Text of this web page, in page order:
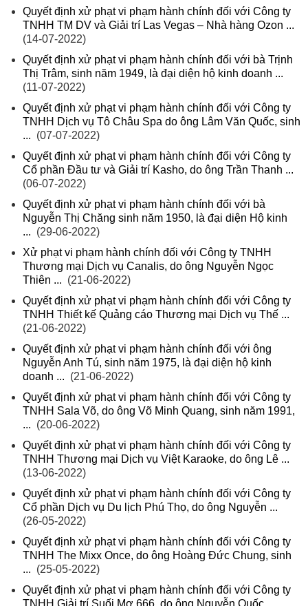
Quyết định xử phạt vi phạm hành chính đối với Công ty
TNHH TM DV và Giải trí Las Vegas – Nhà hàng Ozon ...
(14-07-2022)
Quyết định xử phạt vi phạm hành chính đối với bà Trịnh
Thị Trâm, sinh năm 1949, là đại diện hộ kinh doanh ...
(11-07-2022)
Quyết định xử phạt vi phạm hành chính đối với Công ty
TNHH Dịch vụ Tô Châu Spa do ông Lâm Văn Quốc, sinh
... (07-07-2022)
Quyết định xử phạt vi phạm hành chính đối với Công ty
Cổ phần Đầu tư và Giải trí Kasho, do ông Trần Thanh ...
(06-07-2022)
Quyết định xử phạt vi phạm hành chính đối với bà
Nguyễn Thị Chăng sinh năm 1950, là đại diện Hộ kinh
... (29-06-2022)
Xử phạt vi phạm hành chính đối với Công ty TNHH
Thương mại Dịch vụ Canalis, do ông Nguyễn Ngọc
Thiên ... (21-06-2022)
Quyết định xử phạt vi phạm hành chính đối với Công ty
TNHH Thiết kế Quảng cáo Thương mại Dịch vụ Thế ...
(21-06-2022)
Quyết định xử phạt vi phạm hành chính đối với ông
Nguyễn Anh Tú, sinh năm 1975, là đại diện hộ kinh
doanh ... (21-06-2022)
Quyết định xử phạt vi phạm hành chính đối với Công ty
TNHH Sala Võ, do ông Võ Minh Quang, sinh năm 1991,
... (20-06-2022)
Quyết định xử phạt vi phạm hành chính đối với Công ty
TNHH Thương mại Dịch vụ Việt Karaoke, do ông Lê ...
(13-06-2022)
Quyết định xử phạt vi phạm hành chính đối với Công ty
Cổ phần Dịch vụ Du lịch Phú Thọ, do ông Nguyễn ...
(26-05-2022)
Quyết định xử phạt vi phạm hành chính đối với Công ty
TNHH The Mixx Once, do ông Hoàng Đức Chung, sinh
... (25-05-2022)
Quyết định xử phạt vi phạm hành chính đối với Công ty
TNHH Giải trí Suối Mơ 666, do ông Nguyễn Quốc